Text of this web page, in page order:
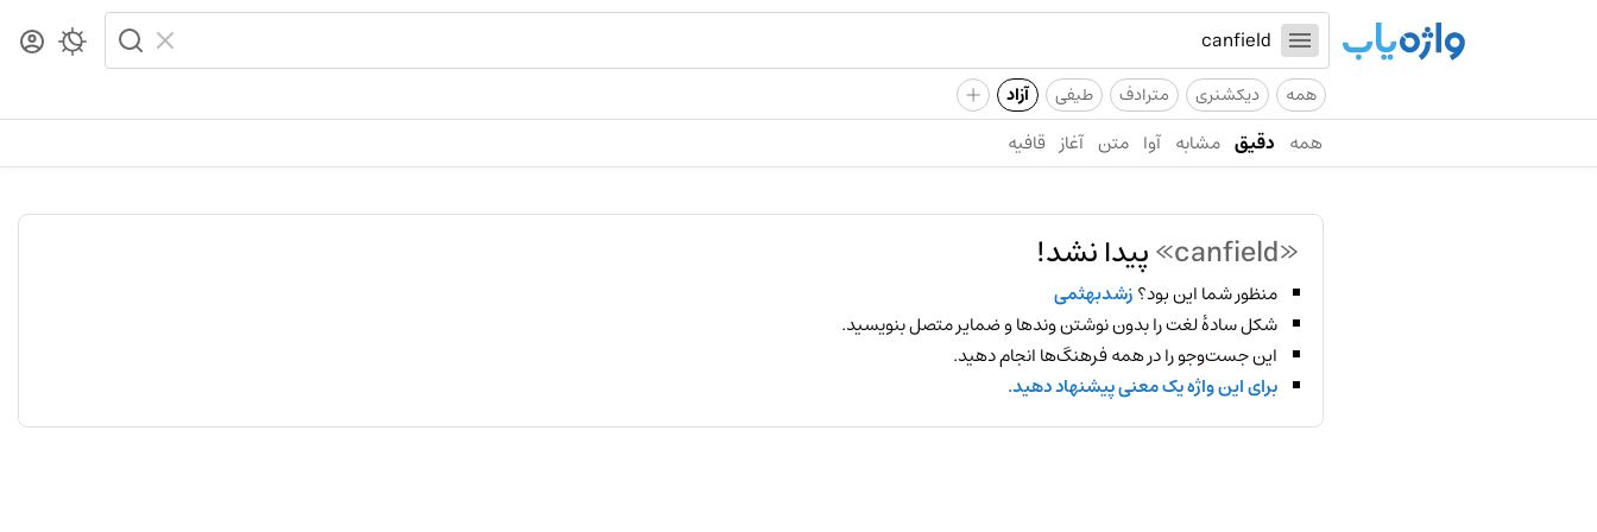
همه دیکشنری مترادف طیفی آزاد +
همه دقیق مشابه آوا متن آغاز قافیه
«canfield» پیدا نشد!
منظور شما این بود؟زشدبهثمی
شکل سادهٔ لغت را بدون نوشتن وندها و ضمایر متصل بنویسید.
این جست‌وجو را در همه فرهنگ‌ها انجام دهید.
برای این واژه یک معنی پیشنهاد دهید.